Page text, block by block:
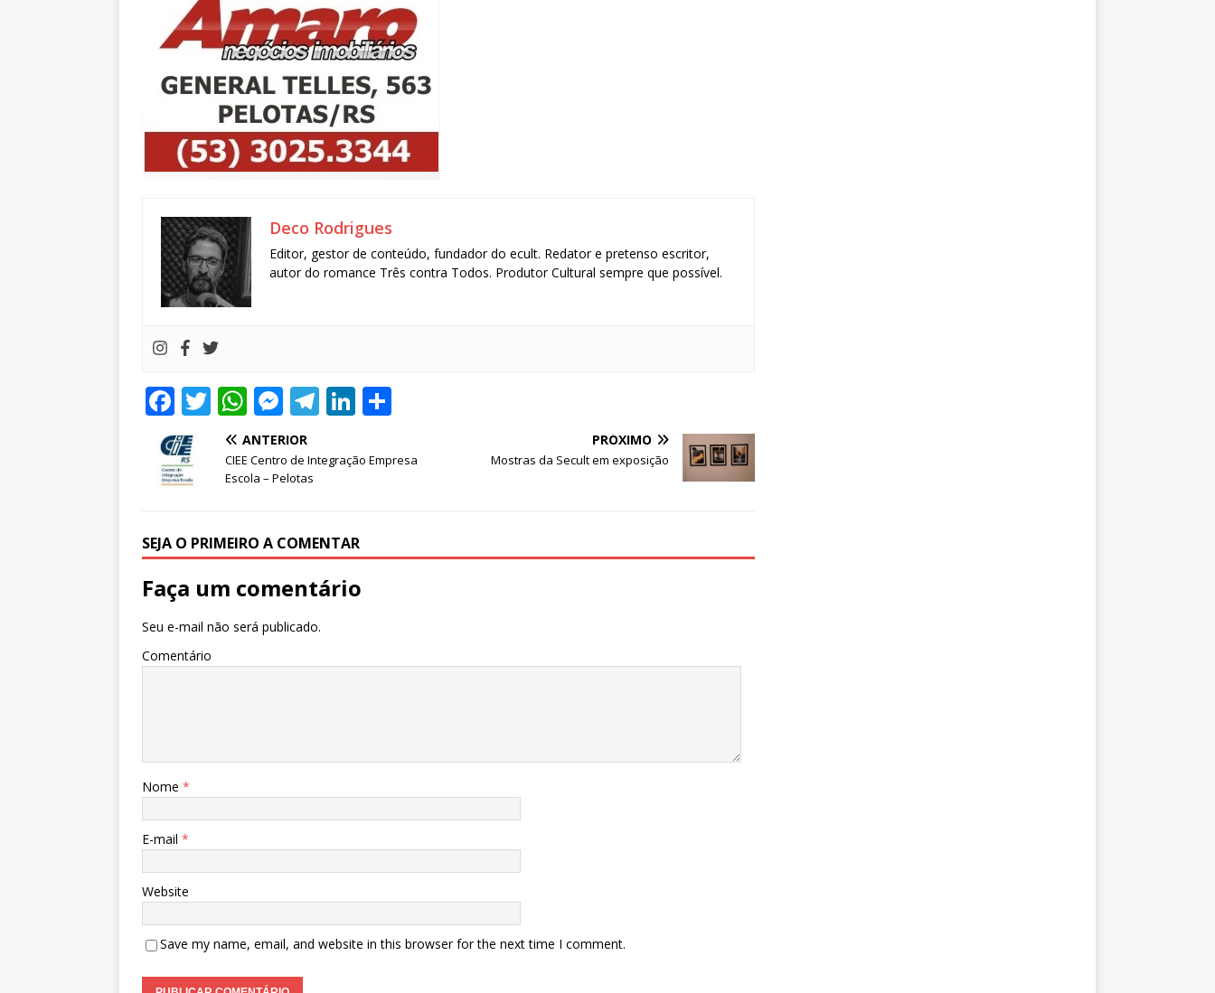
Deco Rodrigues
Editor, gestor de conteúdo, fundador do ecult. Redator e pretenso escritor,
autor do romance Três contra Todos. Produtor Cultural sempre que possível.
F
a
c
e
o
o
k
T
w
it
te
W
h
at
s
p
p
M
e
ss
e
g
e
r
T
e
m
Li
k
n
ar
ANTERIOR
CIEE Centro de Integração Empresa
Escola – Pelotas
PRÓXIMO
Mostras da Secult em exposição
SEJA O PRIMEIRO A COMENTAR
Faça um comentário
Seu e-mail não será publicado.
Comentário
Nome *
E-mail *
Website
Save my name, email, and website in this browser for the next time I comment.